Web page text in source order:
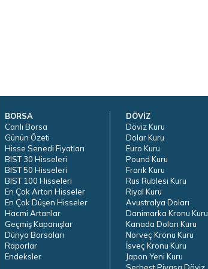
BORSA
Canlı Borsa
Günün Özeti
Hisse Senedi Fiyatları
BIST 30 Hisseleri
BIST 50 Hisseleri
BIST 100 Hisseleri
En Çok Artan Hisseler
En Çok Düşen Hisseler
Hacmi Artanlar
Geçmiş Kapanışlar
Dünya Borsaları
Raporlar
Endeksler
DÖVİZ
Döviz Kuru
Dolar Kuru
Euro Kuru
Pound Kuru
Frank Kuru
Rus Rublesi Kuru
Riyal Kuru
Avustralya Doları
Danimarka Kronu Kuru
Kanada Doları Kuru
Norveç Kronu Kuru
İsveç Kronu Kuru
Japon Yeni Kuru
Serbest Piyasa Döviz